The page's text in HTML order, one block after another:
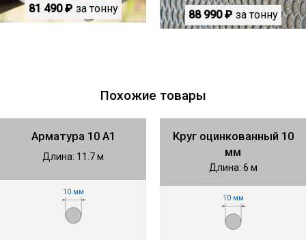
81 490 ₽ за тонну 88 990 ₽ за тонну
Похожие товары
Арматура 10 А1
Длина: 11.7 м
10 мм
Круг оцинкованный 10
мм
Длина: 6 м
10 мм